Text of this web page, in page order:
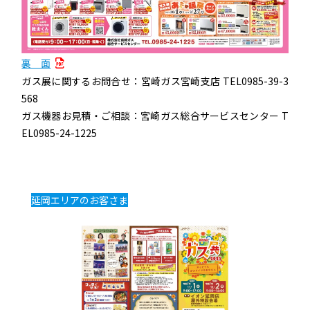
裏 面
ガス展に関するお問合せ：宮崎ガス宮崎支店 TEL0985-39-3
568
ガス機器お見積・ご相談：宮崎ガス総合サービスセンター T
EL0985-24-1225
延岡エリアのお客さま